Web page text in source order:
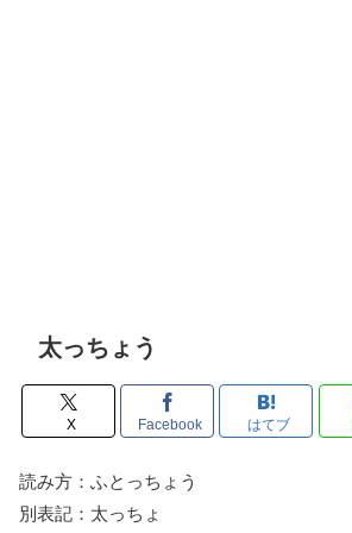
太っちょう
X Facebook はてブ
読み方：ふとっちょう
別表記：太っちょ